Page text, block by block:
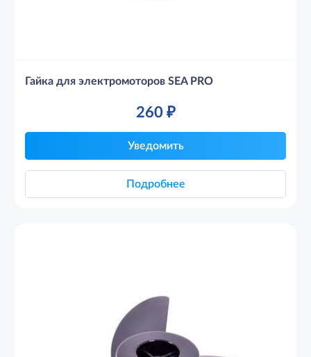
Гайка для электромоторов SEA PRO
260₽
Уведомить
Подробнее